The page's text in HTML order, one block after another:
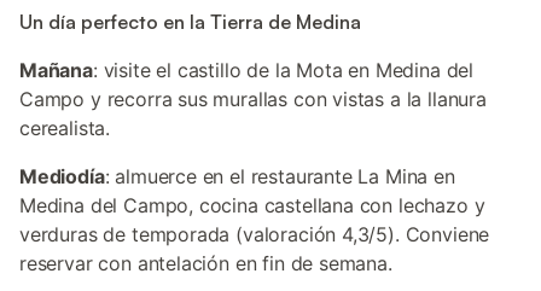
Un día perfecto en la Tierra de Medina
Mañana: visite el castillo de la Mota en Medina del
Campo y recorra sus murallas con vistas a la llanura
cerealista.
Mediodía: almuerce en el restaurante La Mina en
Medina del Campo, cocina castellana con lechazo y
verduras de temporada (valoración 4,3/5). Conviene
reservar con antelación en fin de semana.